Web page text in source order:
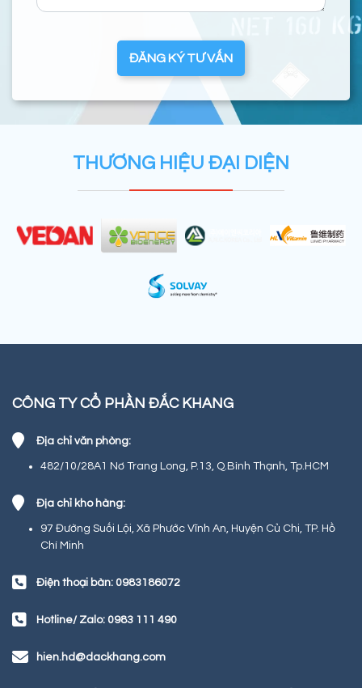
ĐĂNG KÝ TƯ VẤN
THƯƠNG HIỆU ĐẠI DIỆN
CÔNG TY CỔ PHẦN ĐẮC KHANG
Địa chỉ văn phòng:
482/10/28A1 Nơ Trang Long, P.13, Q.Bình Thạnh, Tp.HCM
Địa chỉ kho hàng:
97 Đường Suối Lội, Xã Phước Vĩnh An, Huyện Củ Chi, TP. Hồ
Chí Minh
Điện thoại bàn: 0983186072
Hotline/ Zalo: 0983 111 490
hien.hd@dackhang.com